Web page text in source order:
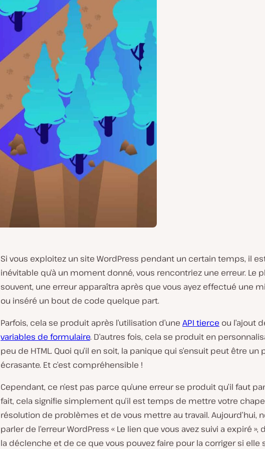
Si vous exploitez un site WordPress pendant un certain temps, il
inévitable qu’à un moment donné, vous rencontriez une erreur. Le
souvent, une erreur apparaîtra après que vous ayez effectué une
ou inséré un bout de code quelque part.
Parfois, cela se produit après l’utilisation d’une API tierce ou l’ajout
variables de formulaire. D’autres fois, cela se produit en
peu de HTML. Quoi qu’il en soit, la panique qui s’ensuit peut être un
écrasante. Et c’est compréhensible !
Cependant, ce n’est pas parce qu’une erreur se produit qu’il faut
fait, cela signifie simplement qu’il est temps de mettre votre
résolution de problèmes et de vous mettre au travail. Aujourd’hui,
parler de l’erreur WordPress « Le lien que vous avez suivi a expiré »,
la déclenche et de ce que vous pouvez faire pour la corriger si elle